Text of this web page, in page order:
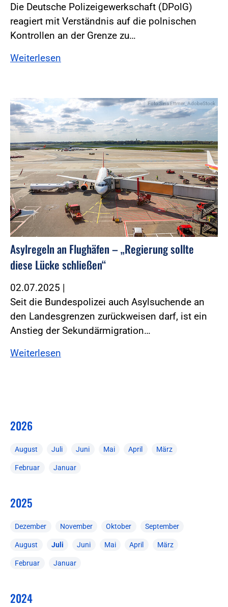
Die Deutsche Polizeigewerkschaft (DPolG)
reagiert mit Verständnis auf die polnischen
Kontrollen an der Grenze zu…
Weiterlesen
Foto:Sina Ettmer_AdobeStock
Asylregeln an Flughäfen – „Regierung sollte
diese Lücke schließen“
02.07.2025 |
Seit die Bundespolizei auch Asylsuchende an
den Landesgrenzen zurückweisen darf, ist ein
Anstieg der Sekundärmigration…
Weiterlesen
2026
August Juli Juni Mai April März
Februar Januar
2025
Dezember November Oktober September
August Juli Juni Mai April März
Februar Januar
2024